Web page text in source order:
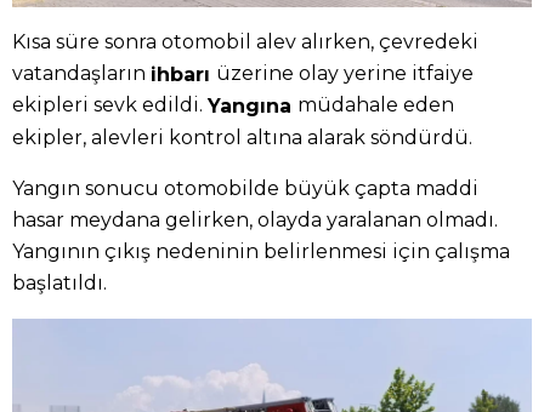
Kısa süre sonra otomobil alev alırken, çevredeki
vatandaşların ihbarı üzerine olay yerine itfaiye
ekipleri sevk edildi.Yangına müdahale eden
ekipler, alevleri kontrol altına alarak söndürdü.
Yangın sonucu otomobilde büyük çapta maddi
hasar meydana gelirken, olayda yaralanan olmadı.
Yangının çıkış nedeninin belirlenmesi için çalışma
başlatıldı.